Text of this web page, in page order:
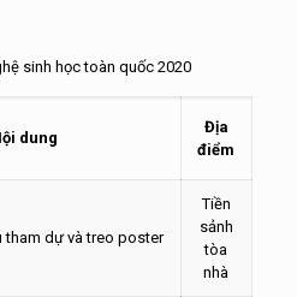
sinh học toàn quốc 2020
dung
Địa
điểm
tham dự và treo poster
Tiền
sảnh
tòa
nhà